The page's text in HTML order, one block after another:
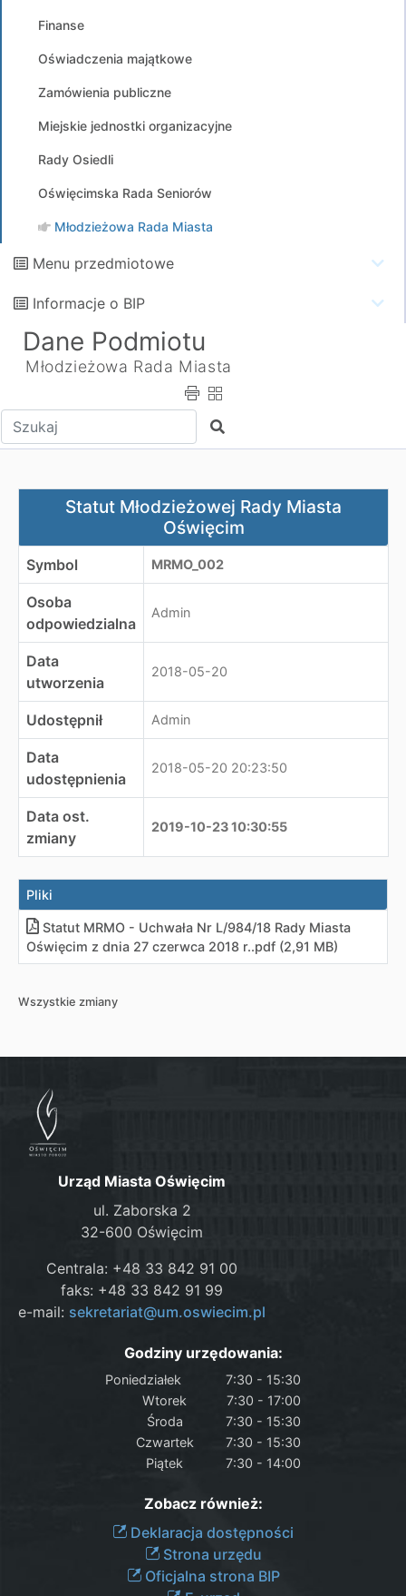
Finanse
Oświadczenia majątkowe
Zamówienia publiczne
Miejskie jednostki organizacyjne
Rady Osiedli
Oświęcimska Rada Seniorów
Młodzieżowa Rada Miasta
Menu przedmiotowe
Informacje o BIP
Dane Podmiotu
Młodzieżowa Rada Miasta
Wpisz tekst do wyszukania Szukaj
Statut Młodzieżowej Rady Miasta Oświęcim
Statut Młodzieżowej Rady Miasta
Oświęcim
Symbol MRMO_002
Osoba
odpowiedzialna
Admin
Data
utworzenia
2018-05-20
Udostępnił Admin
Data
udostępnienia
2018-05-20 20:23:50
Data ost.
zmiany
2019-10-23 10:30:55
Pliki
Statut MRMO - Uchwała Nr L/984/18 Rady Miasta
Oświęcim z dnia 27 czerwca 2018 r..pdf (2,91 MB)
Wszystkie zmiany
Urząd Miasta Oświęcim
ul. Zaborska 2
32-600 Oświęcim
Centrala: +48 33 842 91 00
faks: +48 33 842 91 99
e-mail: sekretariat@um.oswiecim.pl
Godziny urzędowania:
Poniedziałek
7:30 - 15:30
Wtorek
7:30 - 17:00
Środa
7:30 - 15:30
Czwartek
7:30 - 15:30
Piątek
7:30 - 14:00
Zobacz również:
Deklaracja dostępności
Strona urzędu
Oficjalna strona BIP